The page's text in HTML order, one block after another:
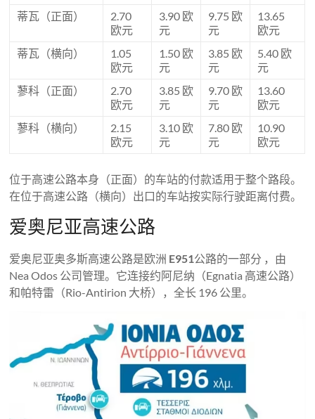
蒂瓦（正面）
2.70
欧元
3.90 欧
元
9.75 欧
元
13.65
欧元
蒂瓦（横向）
1.05
欧元
1.50 欧
元
3.85 欧
元
5.40 欧
元
蓼科（正面）
2.70
欧元
3.85 欧
元
9.70 欧
元
13.60
欧元
蓼科（横向）
2.15
欧元
3.10 欧
元
7.80 欧
元
10.90
欧元
位于高速公路本身（正面）的车站的付款适用于整个路段。
在位于高速公路（横向）出口的车站按实际行驶距离付费。
爱奥尼亚高速公路
爱奥尼亚奥多斯高速公路是欧洲 E951公路的一部分 ，由
Nea Odos 公司管理。它连接约阿尼纳（Egnatia 高速公路）
和帕特雷（Rio-Antirion 大桥），全长 196 公里。